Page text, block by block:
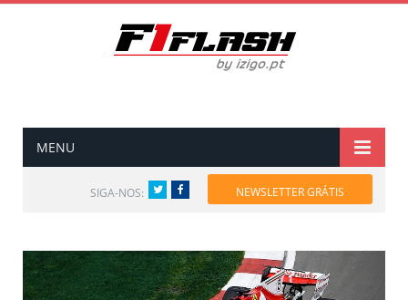
MENU
SIGA-NOS: TwitterFacebook NEWSLETTER GRÁTIS